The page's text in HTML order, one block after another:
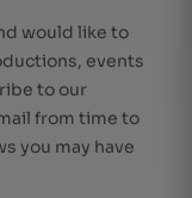
would like to
events
to our
from time to
you may have